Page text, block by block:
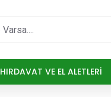
HIRDAVAT VE EL ALETLERI